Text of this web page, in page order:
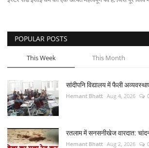
POPULAR POSTS
This Week This Month
सांदीपनि विद्यालय में फैली
Hemant Bhatt Aug 4, 2026
रतलाम में सनसनीखेज वारदात:
Hemant Bhatt Aug 2, 2026